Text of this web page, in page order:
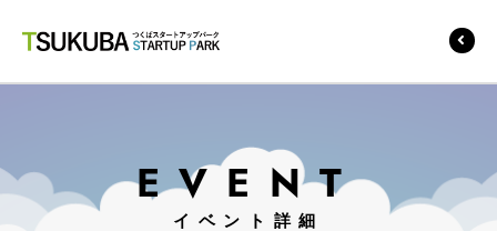
EVENT
イベント詳細